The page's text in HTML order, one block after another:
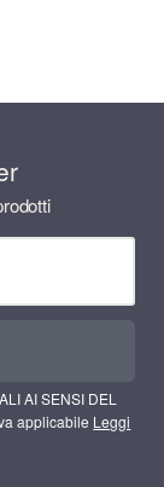
AI SENSI DEL
applicabile Leggi